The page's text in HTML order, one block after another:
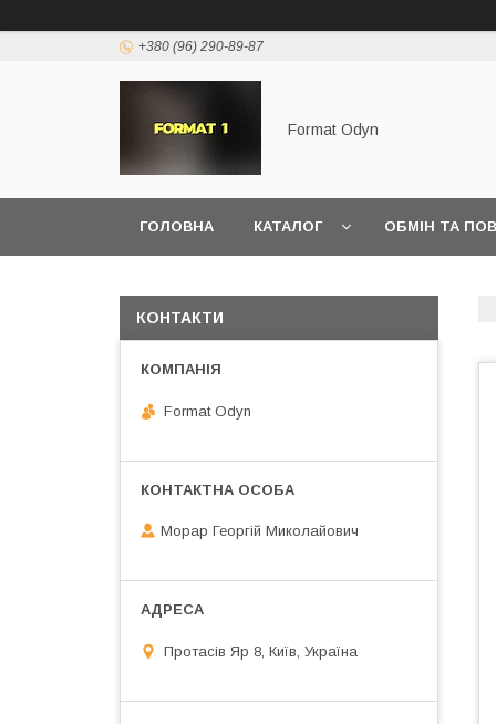
+380 (96) 290-89-87
Format Odyn
ГОЛОВНА КАТАЛОГ ОБМІН ТА
КОНТАКТИ
Format Odyn
Морар Георгій Миколайович
Протасів Яр 8, Київ, Україна